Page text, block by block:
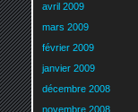
avril 2009
mars 2009
février 2009
janvier 2009
décembre 2008
novembre 2008